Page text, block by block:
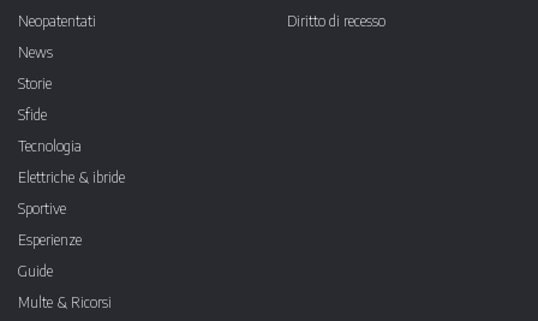
Neopatentati
News
Storie
Sfide
Tecnologia
Elettriche & ibride
Sportive
Esperienze
Guide
Multe & Ricorsi
Diritto di recesso